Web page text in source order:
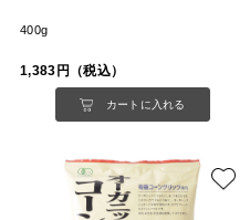
400g
1,383円（税込）
カートに入れる